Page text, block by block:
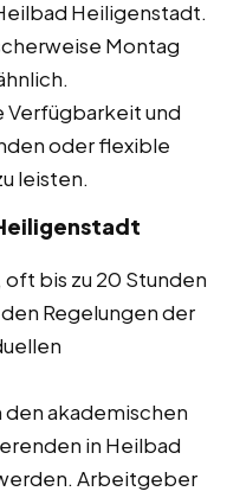
Heiligenstadt.
Montag
Verfügbarkeit und
oder flexible
leisten.
oft bis zu 20 Stunden
Regelungen der
den akademischen
in Heilbad
Arbeitgeber